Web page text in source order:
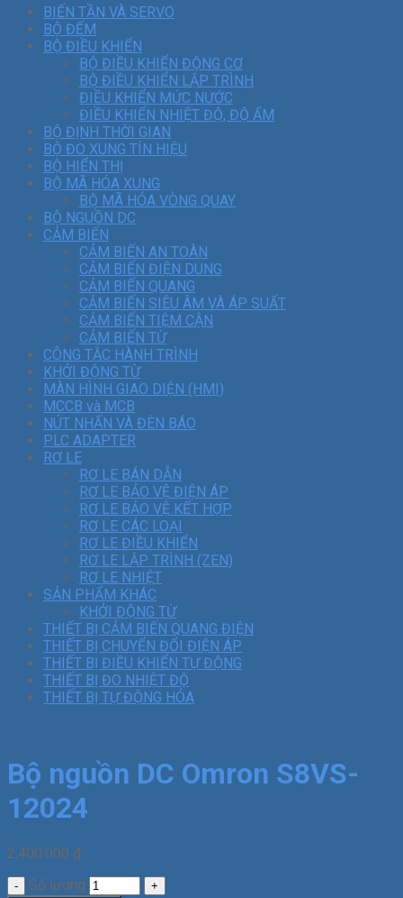
BIẾN TẦN VÀ SERVO
BỘ ĐẾM
BỘ ĐIỀU KHIỂN
BỘ ĐIỀU KHIỂN ĐỘNG CƠ
BỘ ĐIỀU KHIỂN LẬP TRÌNH
ĐIỀU KHIỂN MỨC NƯỚC
ĐIỀU KHIỂN NHIỆT ĐỘ, ĐỘ ẨM
BỘ ĐỊNH THỜI GIAN
BỘ ĐO XUNG TÍN HIỆU
BỘ HIỂN THỊ
BỘ MÃ HÓA XUNG
BỘ MÃ HÓA VÒNG QUAY
BỘ NGUỒN DC
CẢM BIẾN
CẢM BIẾN AN TOÀN
CẢM BIẾN ĐIỆN DUNG
CẢM BIẾN QUANG
CẢM BIẾN SIÊU ÂM VÀ ÁP SUẤT
CẢM BIẾN TIỆM CẬN
CẢM BIẾN TỪ
CÔNG TẮC HÀNH TRÌNH
KHỞI ĐỘNG TỪ
MÀN HÌNH GIAO DIỆN (HMI)
MCCB và MCB
NÚT NHẤN VÀ ĐÈN BÁO
PLC ADAPTER
RƠ LE
RƠ LE BÁN DẪN
RƠ LE BẢO VỆ ĐIỆN ÁP
RƠ LE BẢO VỆ KẾT HỢP
RƠ LE CÁC LOẠI
RƠ LE ĐIỀU KHIỂN
RƠ LE LẬP TRÌNH (ZEN)
RƠ LE NHIỆT
SẢN PHẨM KHÁC
KHỞI ĐỘNG TỪ
THIẾT BỊ CẢM BIẾN QUANG ĐIỆN
THIẾT BỊ CHUYỂN ĐỔI ĐIỆN ÁP
THIẾT BỊ ĐIỀU KHIỂN TỰ ĐỘNG
THIẾT BỊ ĐO NHIỆT ĐỘ
THIẾT BỊ TỰ ĐỘNG HÓA
Bộ nguồn DC Omron S8VS-
12024
2.400.000 ₫
Số lượng